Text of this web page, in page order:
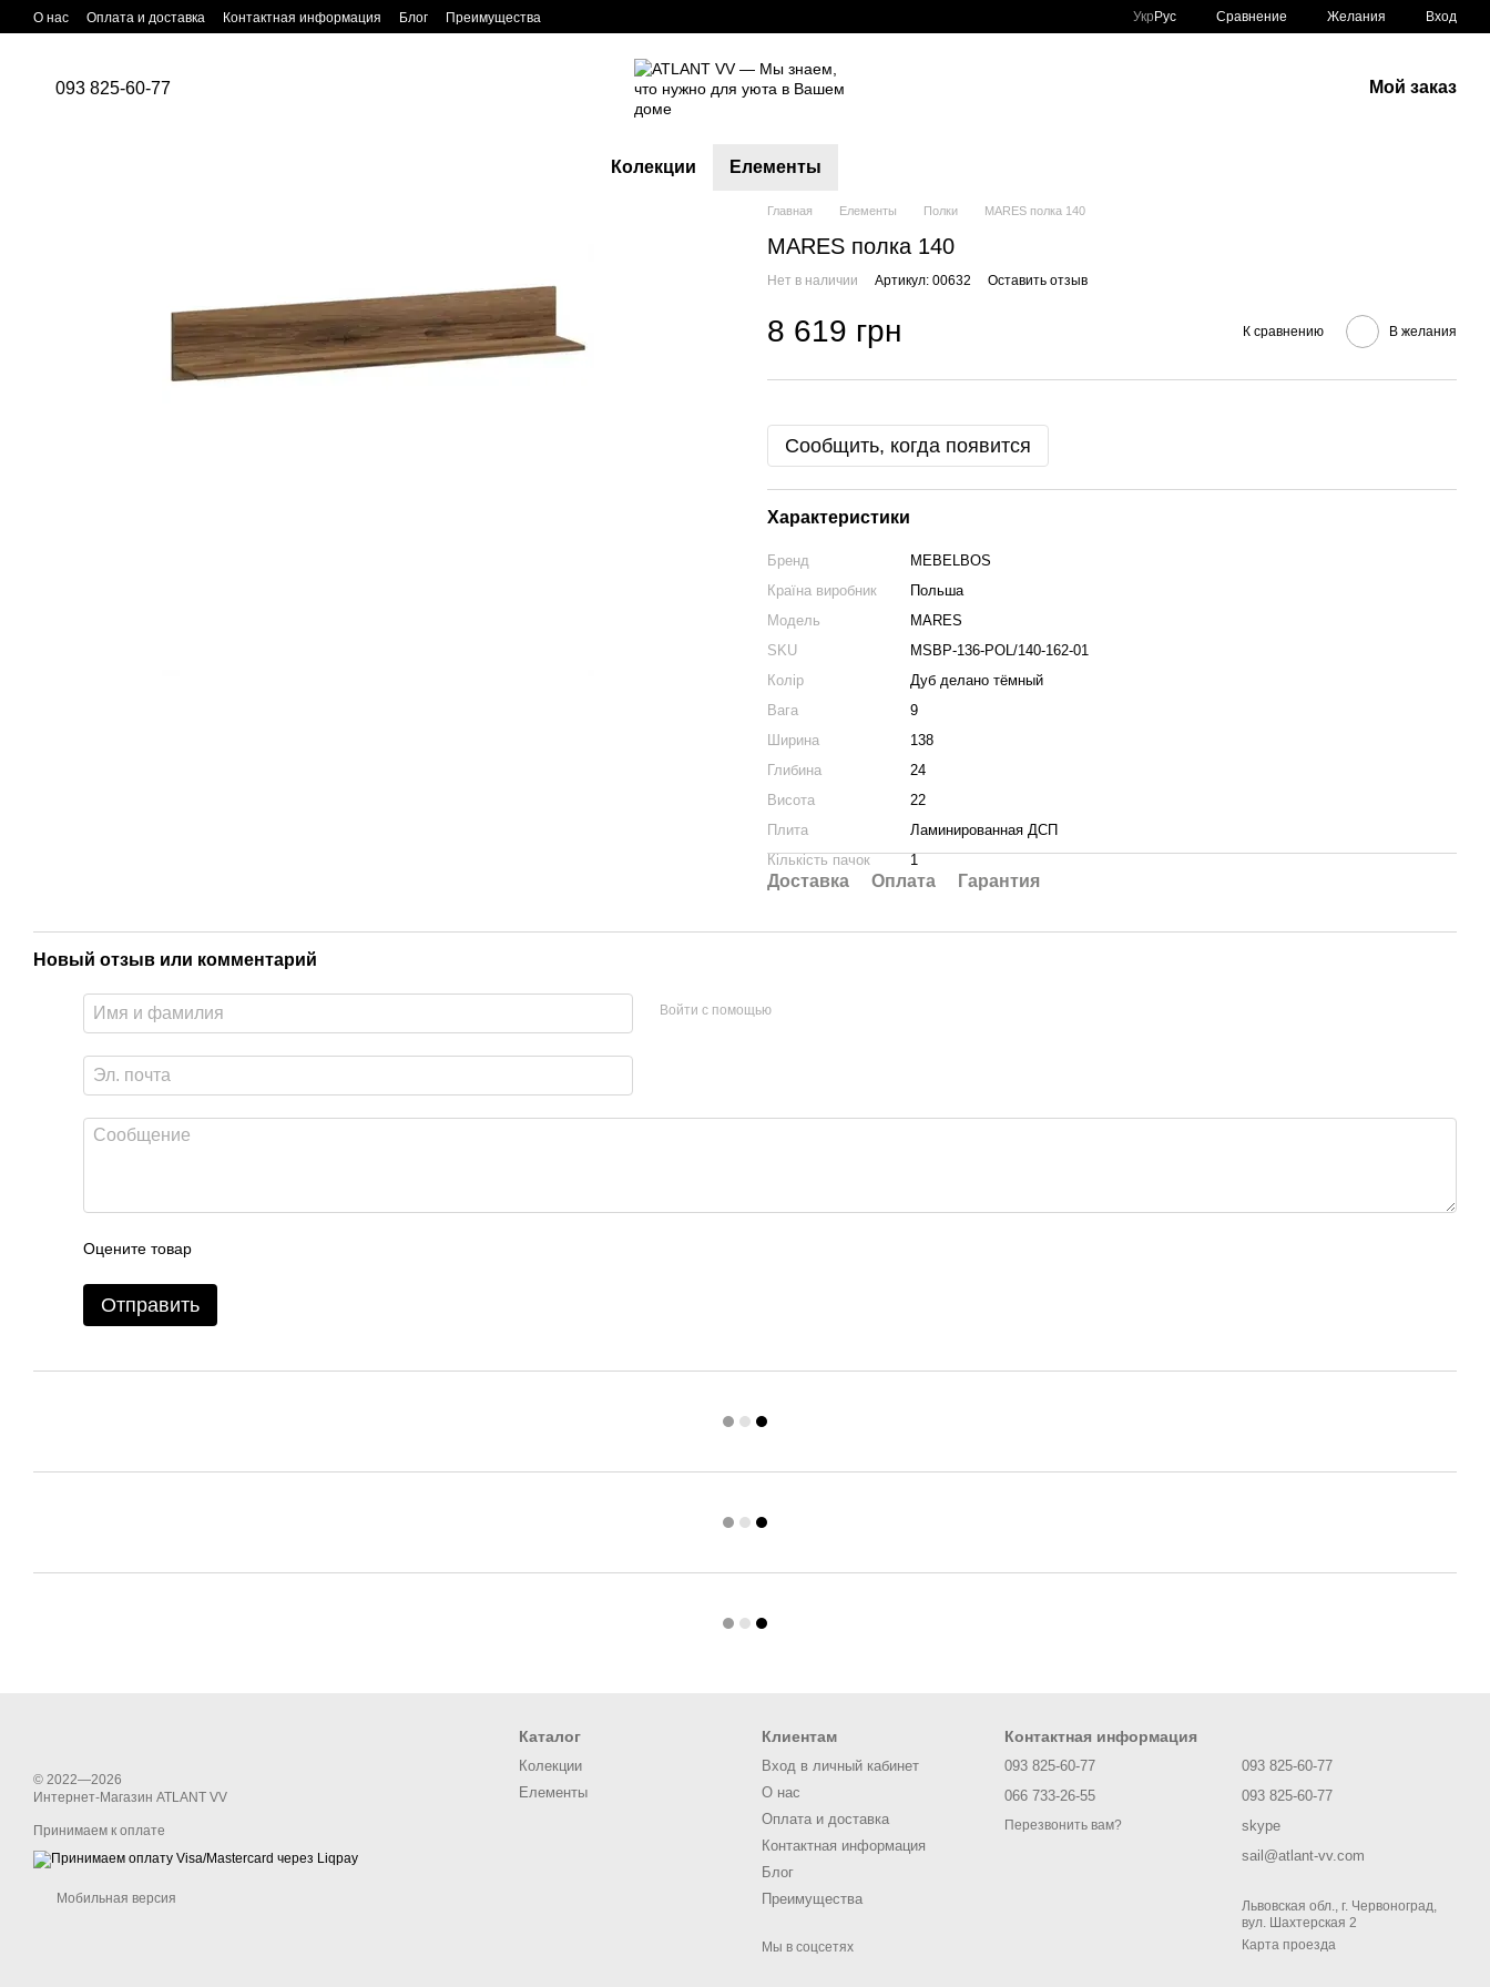
Перейти к основному контенту
О нас Оплата и доставка Контактная информация Блог Преимущества Укр Рус Сравнение Желания Вход
093 825-60-77 Мой заказ
Колекции Елементы
Главная Елементы Полки MARES полка 140
MARES полка 140
Нет в наличии Артикул: 00632 Оставить отзыв
8 619 грн К сравнению В желания
Сообщить, когда появится
Характеристики
Бренд
MEBELBOS
Країна виробник
Польша
Модель
MARES
SKU
MSBP-136-POL/140-162-01
Колір
Дуб делано тёмный
Вага
9
Ширина
138
Глибина
24
Висота
22
Плита
Ламинированная ДСП
Кількість пачок
1
Доставка Оплата Гарантия
Новый отзыв или комментарий
Войти с помощью
Оцените товар
Отправить
© 2022—2026
Интернет-Магазин ATLANT VV
Принимаем к оплате
Мобильная версия
Каталог
Колекции
Елементы
Клиентам
Вход в личный кабинет
О нас
Оплата и доставка
Контактная информация
Блог
Преимущества
Мы в соцсетях
Контактная информация
093 825-60-77
066 733-26-55
Перезвонить вам?
093 825-60-77
093 825-60-77
skype
sail@atlant-vv.com
Львовская обл., г. Червоноград,
вул. Шахтерская 2
Карта проезда